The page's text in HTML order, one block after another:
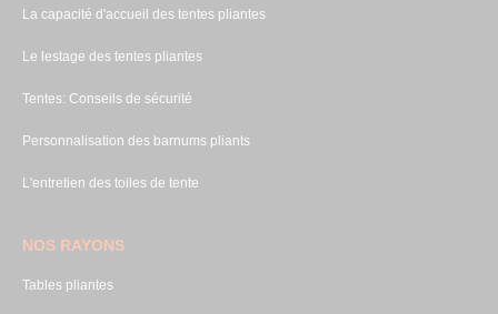
La capacité d'accueil des tentes pliantes
Le lestage des tentes pliantes
Tentes: Conseils de sécurité
Personnalisation des barnums pliants
L'entretien des toiles de tente
NOS RAYONS
Tables pliantes